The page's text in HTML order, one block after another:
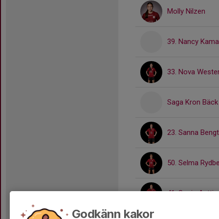
Molly Nilzen
39. Nancy
33. Nova
Saga Kron Bäck
23. Sanna
50. Selma
41. Sonja Antti
Godkänn kakor